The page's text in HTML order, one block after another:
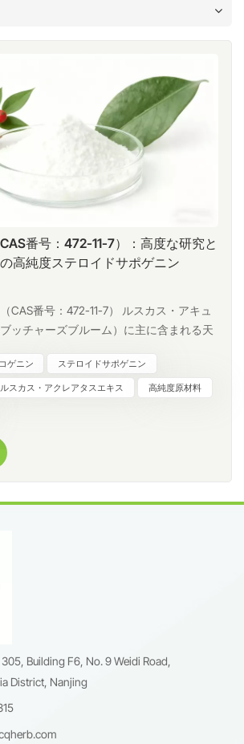
番号：472-11-7）：高度な研究と
高純度ステロイドサポゲニン
CAS番号：472-11-7） ルスカス・アキュ
ッチャーズブルーム）に主に含まれる天
分析法開発、化粧品成分探索においてま
ています。南京春秋生物工程有限公司で
上の純度を誇るルスコゲニンを、完全な分
植物由来成分を扱う研究所、大学、産業
に最適です。ラスコゲニンとは何ですか?
研究、標準物質の調製によく用いられる
確で明確な分子構造を特徴としており、
用されています。天然物の識別と定量分
抽出物の品質管理R&D製剤研究原料の比
この化合物は、科学的研究、実験室研
のためにのみ供給されます。化学情報ア
スコゲニンCAS番号472-11-7分子式
グラム/モル外観白色からオフホワイト
≥98%（HPLC）ソースルスカス・アクレ
（C18 カラム、UV 検出）で検証され、明
イルで 98% 以上の純度が保証されていま
ゲニン ステロイドサポゲニン
ルスカス・アクレアタスエキス 高純度原材料
Building F6, No. 9 Weidi Road,
District, Nanjing